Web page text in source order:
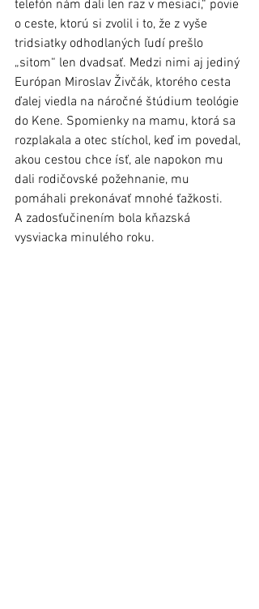
telefón nám dali len raz v mesiaci,“ povie
o ceste, ktorú si zvolil i to, že z vyše
tridsiatky odhodlaných ľudí prešlo
„sitom“ len dvadsať. Medzi nimi aj jediný
Európan Miroslav Živčák, ktorého cesta
ďalej viedla na náročné štúdium teológie
do Kene. Spomienky na mamu, ktorá sa
rozplakala a otec stíchol, keď im povedal,
akou cestou chce ísť, ale napokon mu
dali rodičovské požehnanie, mu
pomáhali prekonávať mnohé ťažkosti.
A zadosťučinením bola kňazská
vysviacka minulého roku.